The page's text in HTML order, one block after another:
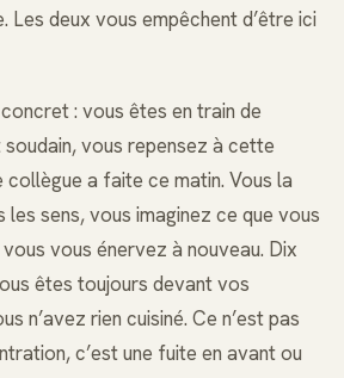
Les deux vous empêchent d’être ici
: vous êtes en train de
vous repensez à cette
a faite ce matin. Vous la
sens, vous imaginez ce que vous
vous énervez à nouveau. Dix
êtes toujours devant vos
n’avez rien cuisiné. Ce n’est pas
c’est une fuite en avant ou